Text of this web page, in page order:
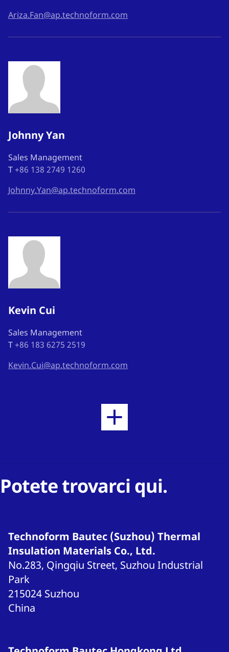
Ariza.Fan@ap.technoform.com
Johnny Yan
Sales Management
T +86 138 2749 1260
Johnny.Yan@ap.technoform.com
Kevin Cui
Sales Management
T +86 183 6275 2519
Kevin.Cui@ap.technoform.com
Potete trovarci qui.
Technoform Bautec (Suzhou) Thermal
Insulation Materials Co., Ltd.
No.283, Qingqiu Street, Suzhou Industrial
Park
215024 Suzhou
China